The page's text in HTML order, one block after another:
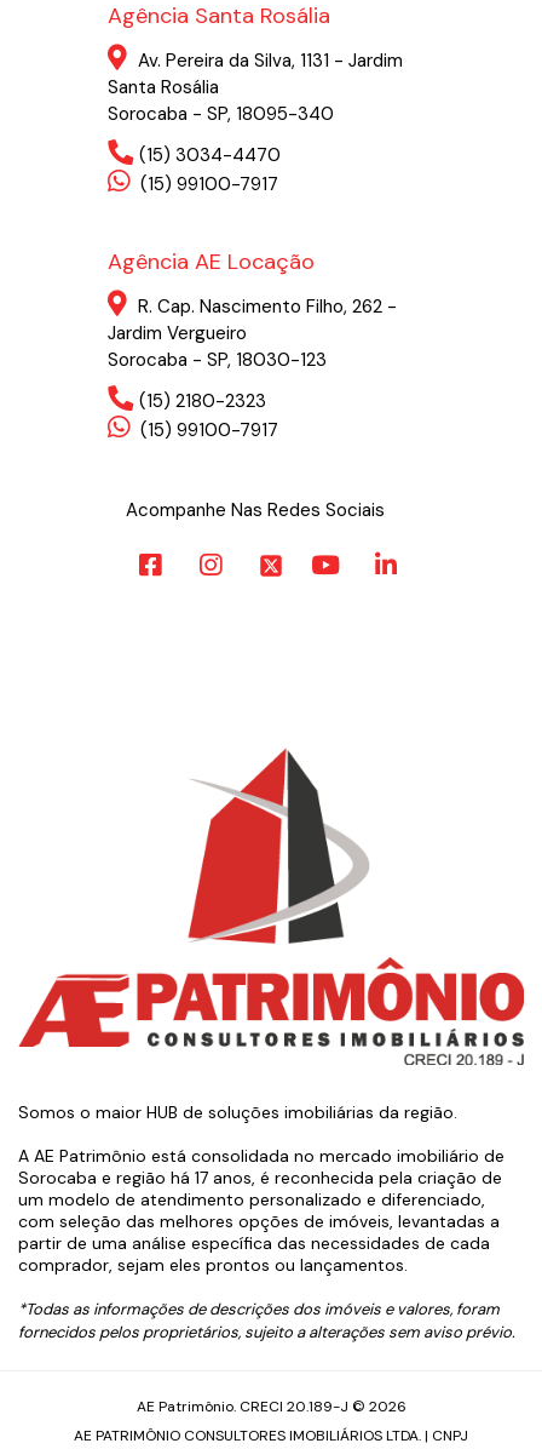
Agência Santa Rosália
Av. Pereira da Silva, 1131 - Jardim
Santa Rosália
Sorocaba - SP, 18095-340
(15) 3034-4470
(15) 99100-7917
Agência AE Locação
R. Cap. Nascimento Filho, 262 -
Jardim Vergueiro
Sorocaba - SP, 18030-123
(15) 2180-2323
(15) 99100-7917
Acompanhe Nas Redes Sociais
Somos o maior HUB de soluções imobiliárias da região.
A AE Patrimônio está consolidada no mercado imobiliário de
Sorocaba e região há 17 anos, é reconhecida pela criação de
um modelo de atendimento personalizado e diferenciado,
com seleção das melhores opções de imóveis, levantadas a
partir de uma análise específica das necessidades de cada
comprador, sejam eles prontos ou lançamentos.
*Todas as informações de descrições dos imóveis e valores, foram
fornecidos pelos proprietários, sujeito a alterações sem aviso prévio.
AE Patrimônio. CRECI 20.189-J © 2026
AE PATRIMÔNIO CONSULTORES IMOBILIÁRIOS LTDA. | CNPJ